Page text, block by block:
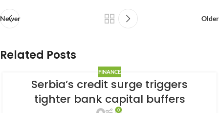
Newer Older
Related Posts
FINANCE
Serbia’s credit surge triggers
tighter bank capital buffers
0